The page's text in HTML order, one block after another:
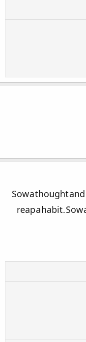
Sow a thought
reap a habit. Sow